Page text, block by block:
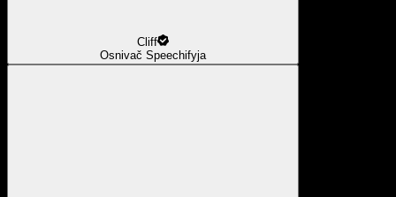
Cliff
Osnivač Speechifyja